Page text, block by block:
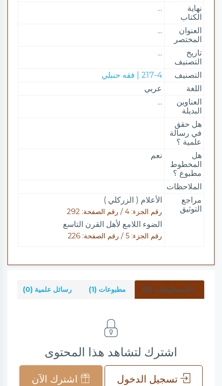
نهاية
الكتاب
...
العنوان
المختصر
...
تاريخ
التصنيف
...
التصنيف
217-4 | فقه حنبلي
اللغة
عربي
العناوين
البديلة
...
هل حقق
في رسالة
علمية ؟
هل
المخطوط
مطبوع ؟
نعم
الملاحظات
مراجع
التوثيق
الأعلام ( الزركلي )
رقم الجزء: 4 / رقم الصفحة: 292
الضوء اللامع لأهل القرن التاسع
رقم الجزء: 5 / رقم الصفحة: 226
المخطوطات (5) مطبوعات (1) رسائل علمية (0)
اشترك لتشاهد هذا المحتوى
تسجيل الدخول اشترك الآن